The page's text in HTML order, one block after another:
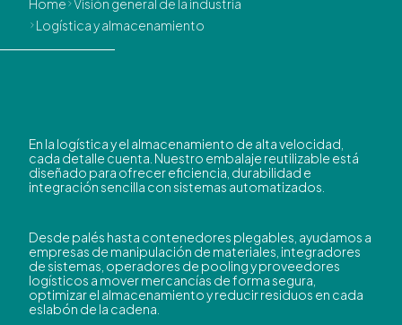
Home Visión general de la industria
Logística y almacenamiento
En la logística y el almacenamiento de alta velocidad,
cada detalle cuenta. Nuestro embalaje reutilizable está
diseñado para ofrecer eficiencia, durabilidad e
integración sencilla con sistemas automatizados.
Desde palés hasta contenedores plegables, ayudamos a
empresas de manipulación de materiales, integradores
de sistemas, operadores de pooling y proveedores
logísticos a mover mercancías de forma segura,
optimizar el almacenamiento y reducir residuos en cada
eslabón de la cadena.